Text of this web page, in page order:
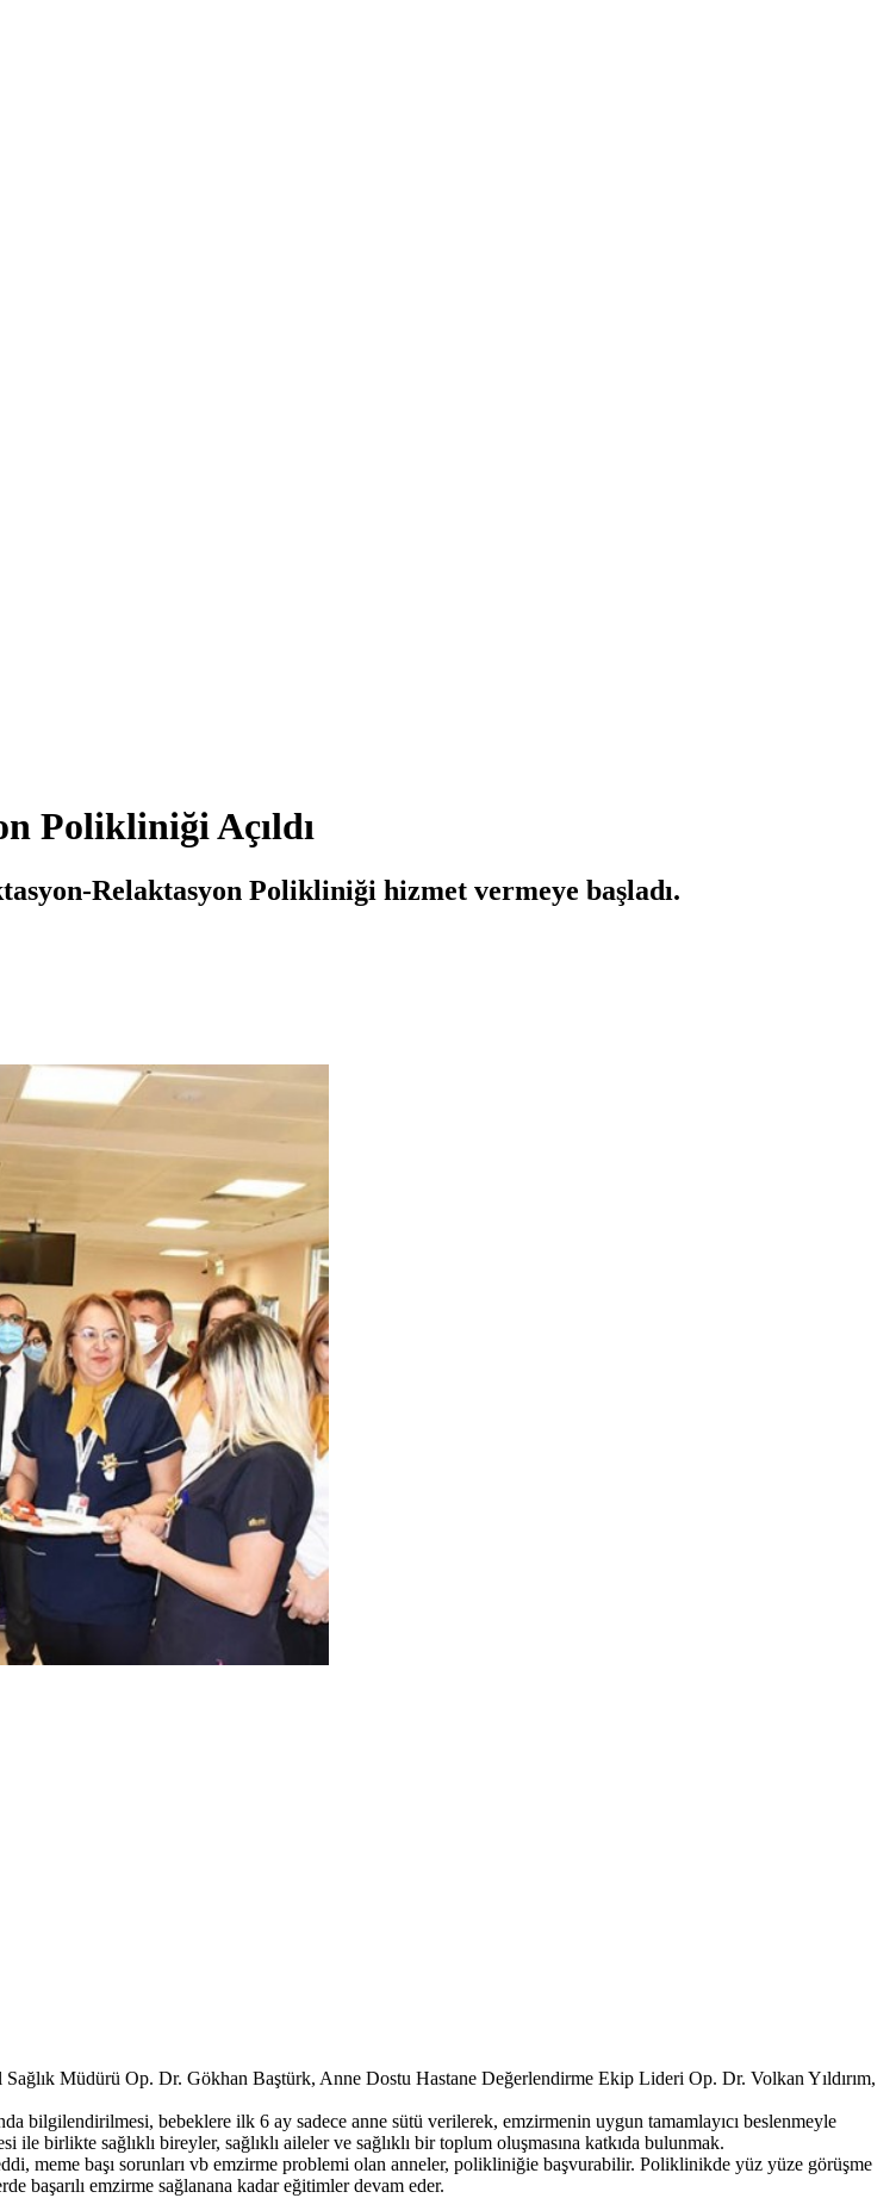
Polikliniği Açıldı
Relaktasyon Polikliniği hizmet vermeye başladı.
Müdürü Op. Dr. Gökhan Baştürk, Anne Dostu Hastane Değerlendirme Ekip Lideri Op. Dr. Volkan Yıldırım,
bilgilendirilmesi, bebeklere ilk 6 ay sadece anne sütü verilerek, emzirmenin uygun tamamlayıcı beslenmeyle
birlikte sağlıklı bireyler, sağlıklı aileler ve sağlıklı bir toplum oluşmasına katkıda bulunmak.
meme başı sorunları vb emzirme problemi olan anneler, polikliniğie başvurabilir. Poliklinikde yüz yüze görüşme
başarılı emzirme sağlanana kadar eğitimler devam eder.